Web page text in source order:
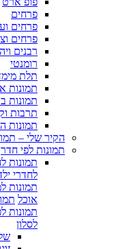
פרחים
פרחים
פרחים
רבנים
רומנטי
תלת
תמונות
תמונות
תרבות
תמונות
הקיר שלי –
תמונות לפי חדר
תמונות
לחדרי
תמונות
אוכל
תמונות
לסלון